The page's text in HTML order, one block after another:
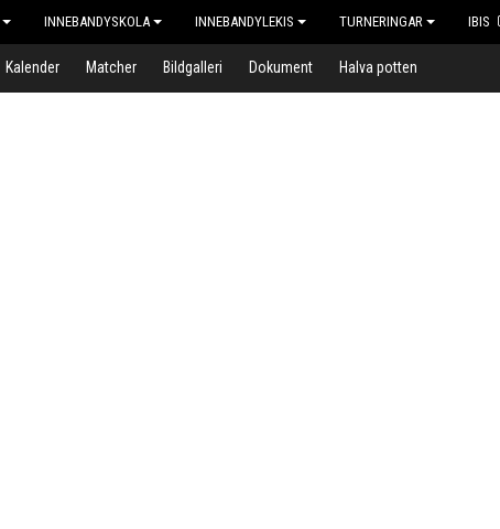
INNEBANDYSKOLA INNEBANDYLEKIS TURNERINGAR IBIS
Kalender Matcher Bildgalleri Dokument Halva potten